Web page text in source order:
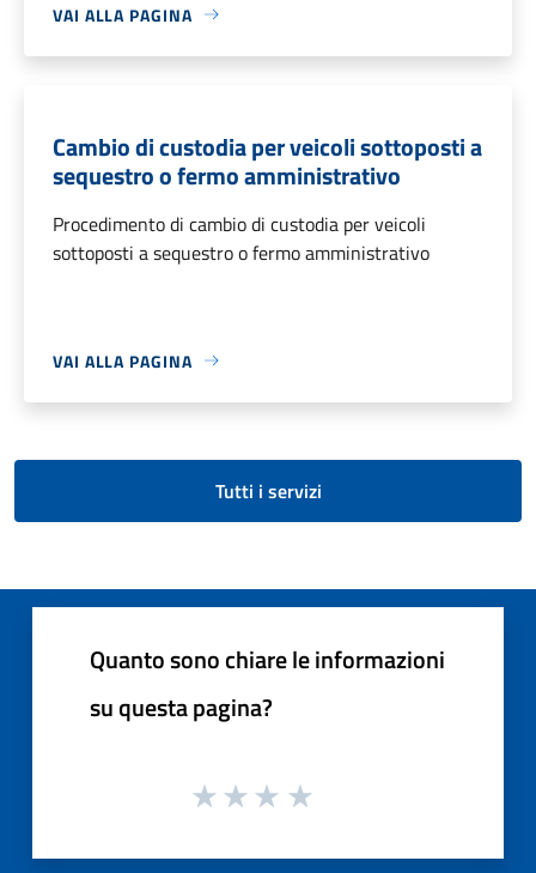
VAI ALLA PAGINA
Cambio di custodia per veicoli sottoposti a
sequestro o fermo amministrativo
Procedimento di cambio di custodia per veicoli
sottoposti a sequestro o fermo amministrativo
VAI ALLA PAGINA
Tutti i servizi
Quanto sono chiare le informazioni
su questa pagina?